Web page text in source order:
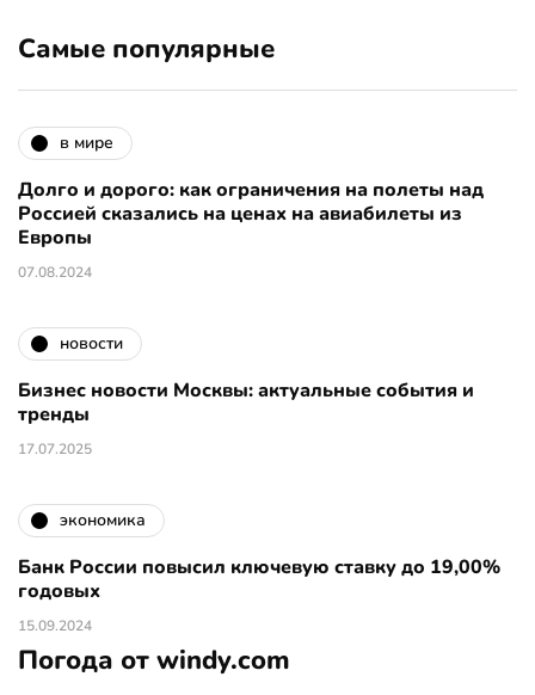
Самые популярные
в мире
Долго и дорого: как ограничения на полеты над
Россией сказались на ценах на авиабилеты из
Европы
07.08.2024
новости
Бизнес новости Москвы: актуальные события и
тренды
17.07.2025
экономика
Банк России повысил ключевую ставку до 19,00%
годовых
15.09.2024
Погода от windy.com